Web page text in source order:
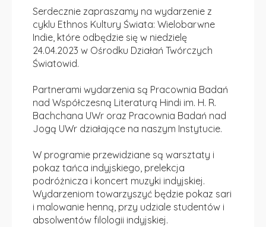
Serdecznie zapraszamy na wydarzenie z
cyklu Ethnos Kultury Świata: Wielobarwne
Indie, które odbędzie się w niedzielę
24.04.2023 w Ośrodku Działań Twórczych
Światowid.
Partnerami wydarzenia są Pracownia Badań
nad Współczesną Literaturą Hindi im. H. R.
Bachchana UWr oraz Pracownia Badań nad
Jogą UWr działające na naszym Instytucie.
W programie przewidziane są warsztaty i
pokaz tańca indyjskiego, prelekcja
podróżnicza i koncert muzyki indyjskiej.
Wydarzeniom towarzyszyć będzie pokaz sari
i malowanie henną, przy udziale studentów i
absolwentów filologii indyjskiej.